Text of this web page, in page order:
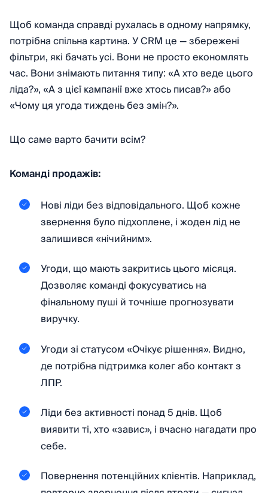
Щоб команда справді рухалась в одному напрямку,
потрібна спільна картина. У CRM це — збережені
фільтри, які бачать усі. Вони не просто економлять
час. Вони знімають питання типу: «А хто веде цього
ліда?», «А з цієї кампанії вже хтось писав?» або
«Чому ця угода тиждень без змін?».
Що саме варто бачити всім?
Команді продажів:
Нові ліди без відповідального. Щоб кожне
звернення було підхоплене, і жоден лід не
залишився «нічийним».
Угоди, що мають закритись цього місяця.
Дозволяє команді фокусуватись на
фінальному пуші й точніше прогнозувати
виручку.
Угоди зі статусом «Очікує рішення». Видно,
де потрібна підтримка колег або контакт з
ЛПР.
Ліди без активності понад 5 днів. Щоб
виявити ті, хто «завис», і вчасно нагадати про
себе.
Повернення потенційних клієнтів. Наприклад,